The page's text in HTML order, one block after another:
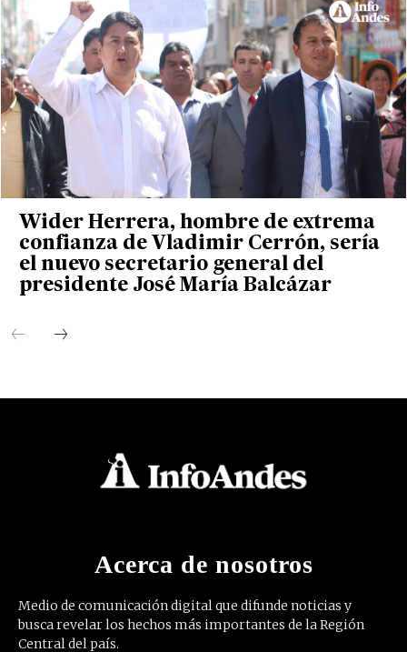
Wider Herrera, hombre de extrema
confianza de Vladimir Cerrón, sería
el nuevo secretario general del
presidente José María Balcázar
Acerca de nosotros
Medio de comunicación digital que difunde noticias y
busca revelar los hechos más importantes de la Región
Central del país.